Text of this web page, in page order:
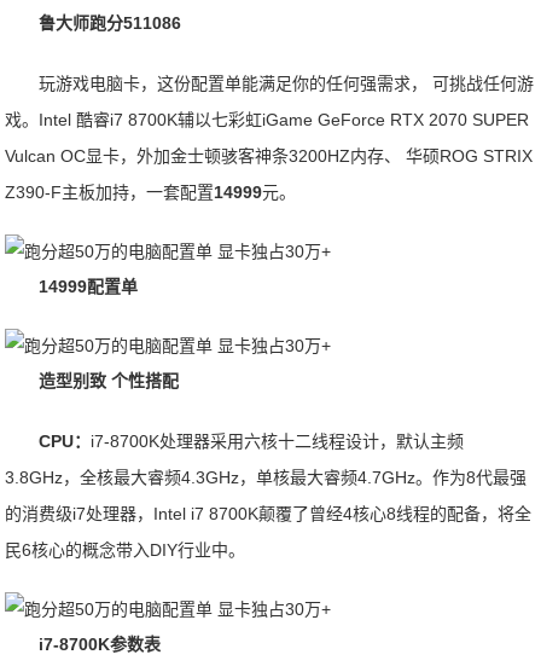
鲁大师跑分511086
玩游戏电脑卡，这份配置单能满足你的任何强需求， 可挑战任何游
戏。Intel 酷睿i7 8700K辅以七彩虹iGame GeForce RTX 2070 SUPER
Vulcan OC显卡，外加金士顿骇客神条3200HZ内存、 华硕ROG STRIX
Z390-F主板加持，一套配置14999元。
14999配置单
造型别致 个性搭配
CPU： i7-8700K处理器采用六核十二线程设计，默认主频
3.8GHz，全核最大睿频4.3GHz，单核最大睿频4.7GHz。作为8代最强
的消费级i7处理器，Intel i7 8700K颠覆了曾经4核心8线程的配备，将全
民6核心的概念带入DIY行业中。
i7-8700K参数表